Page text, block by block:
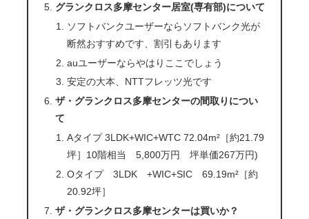
グランクロス多摩センター居室(専有部)について
ソフトバンクユーザーならソフトバンク光が
断然おすすめです、割引もあります
auユーザーならやはりここでしょう
安定の大本、NTTフレッツ光です
ザ・グランクロス多摩センターの間取りについ
て
Aタイプ 3LDK+WIC+WTC 72.04m²［約21.79
坪］10階相当 5,800万円 坪単価267万円)
Oタイプ 3LDK +WIC+SIC 69.19m²［約
20.92坪］
ザ・グランクロス多摩センターは買いか？